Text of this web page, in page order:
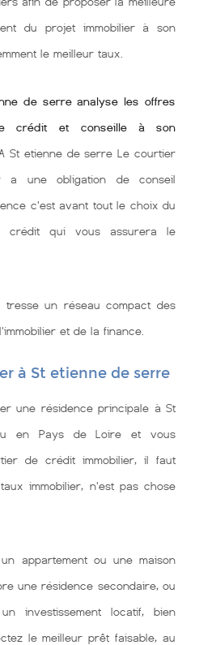
du projet immobilier à son
le meilleur taux.
de serre analyse les offres
crédit et conseille à son
A St etienne de serre Le courtier
a une obligation de conseil
c'est avant tout le choix du
crédit qui vous assurera le
tresse un réseau compact des
et de la finance.
à St etienne de serre
une résidence principale à St
en Pays de Loire et vous
de crédit immobilier, il faut
immobilier, n'est pas chose
appartement ou une maison
une résidence secondaire, ou
investissement locatif, bien
le meilleur prêt faisable, au